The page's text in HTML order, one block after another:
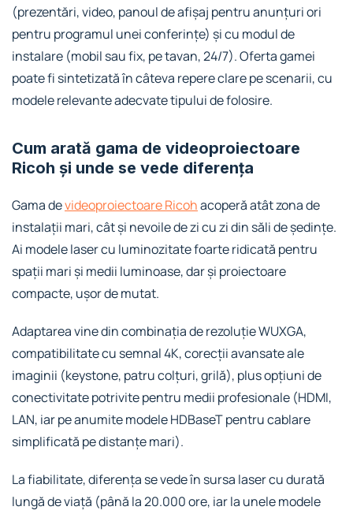
(prezentări, video, panoul de afișaj pentru anunțuri ori
pentru programul unei conferințe) și cu modul de
instalare (mobil sau fix, pe tavan, 24/7). Oferta gamei
poate fi sintetizată în câteva repere clare pe scenarii, cu
modele relevante adecvate tipului de folosire.
Cum arată gama de videoproiectoare
Ricoh și unde se vede diferența
Gama devideoproiectoare Ricohacoperă atât zona de
instalații mari, cât și nevoile de zi cu zi din săli de ședințe.
Ai modele laser cu luminozitate foarte ridicată pentru
spații mari și medii luminoase, dar și proiectoare
compacte, ușor de mutat.
Adaptarea vine din combinația de rezoluție WUXGA,
compatibilitate cu semnal 4K, corecții avansate ale
imaginii (keystone, patru colțuri, grilă), plus opțiuni de
conectivitate potrivite pentru medii profesionale (HDMI,
LAN, iar pe anumite modele HDBaseT pentru cablare
simplificată pe distanțe mari).
La fiabilitate, diferența se vede în sursa laser cu durată
lungă de viață (până la 20.000 ore, iar la unele modele